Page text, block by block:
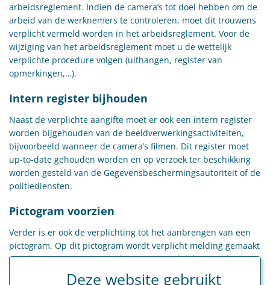
arbeidsreglement. Indien de camera’s tot doel hebben om de
arbeid van de werknemers te controleren, moet dit trouwens
verplicht vermeld worden in het arbeidsreglement. Voor de
wijziging van het arbeidsreglement moet u de wettelijk
verplichte procedure volgen (uithangen, register van
opmerkingen,…).
Intern register bijhouden
Naast de verplichte aangifte moet er ook een intern register
worden bijgehouden van de beeldverwerkingsactiviteiten,
bijvoorbeeld wanneer de camera’s filmen. Dit register moet
up-to-date gehouden worden en op verzoek ter beschikking
worden gesteld van de Gegevensbeschermingsautoriteit of de
politiediensten.
Pictogram voorzien
Verder is er ook de verplichting tot het aanbrengen van een
pictogram. Op dit pictogram wordt verplicht melding gemaakt
van de contactpersoon en de verantwoordelijke voor de
verwerking van de camerabeelden. Door middel van dergelijk
Deze website gebruikt